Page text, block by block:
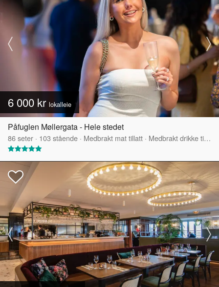
6 000 kr lokalleie
Påfuglen Møllergata - Hele stedet
86seter · 103 stående · Medbrakt mat tillatt · Medbrakt drikke tillatt